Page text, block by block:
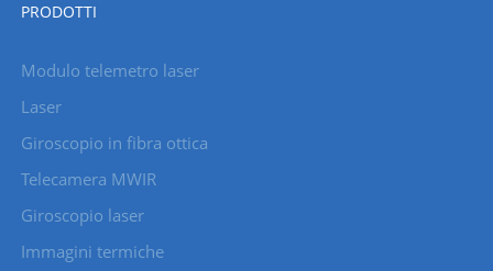
PRODOTTI
Modulo telemetro laser
Laser
Giroscopio in fibra ottica
Telecamera MWIR
Giroscopio laser
Immagini termiche